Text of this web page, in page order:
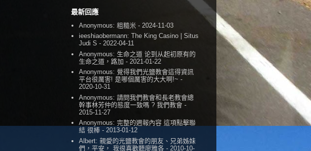
最新回應
Anonymous:粗糙米 - 2024-11-03
ieeshiaobermann:The King Casino | Situs
Judi S - 2022-04-11
Anonymous: 生命之道 论到从起初原有的
生命之道，路加 - 2021-01-22
Anonymous: 覺得我們光鹽教會這得資訊
平台很厲害! 是哪個厲害的大大啊!~ -
2020-10-31
Anonymous:請問我們教會和長老教會總
幹事林芳仲的態度一致嗎 ? 我們教會 -
2015-11-27
Anonymous:完整的週報內容 這項點擊聯
結 很棒- 2013-01-12
Albert:親愛的光鹽教會的朋友、兄弟姊妹
們，平安， 我很喜歡聽廖雅各 - 2010-10-